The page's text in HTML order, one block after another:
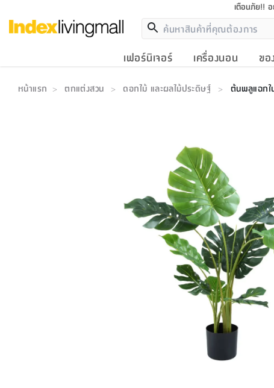
เตือนภัย!!
เฟอร์นิเจอร์ เครื่องนอน ขอ
หน้าแรก > ตกแต่งสวน > ดอกไม้ และผลไม้ประดิษฐ์ > ต้นพลูแฉกใ